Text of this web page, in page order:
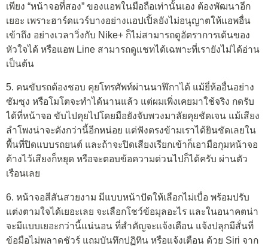
เพียง “หน้าจอที่สอง” ของแอพในมือถือเท่านั้นเอง ต้องพัฒนาอีก
เยอะ เพราะฮาร์ดแวร์บางอย่างแอปเปิ้ลยังไม่อนุญาตให้แอพอื่น
เข้าถึง อย่างเวลาวิ่งกับ Nike+ ก็ไม่สามารถดูอัตราการเต้นของ
หัวใจได้ หรือแอพ Line สามารถดูแชทได้เฉพาะที่เรายังไม่ได้อ่าน
เป็นต้น
5. คนขับรถต้องชอบ คุยโทรศัพท์ผ่านนาฬิกาได้ แม้ยี่ห้ออื่นอย่าง
ซัมซุง หรือโมโตจะทำได้นานแล้ว แต่ผมเพิ่งเคยมาใช้จริง กดรับ
ได้ที่หน้าจอ ขับไปคุยไปโดยมือยังจับพวงมาลัยคุยชัดเจน แม้เสียง
ลำโพงน่าจะดังกว่านี้อีกหน่อย แต่ฟังตรงข้ามเราได้ยินชัดเลยใน
พื้นที่ปิดแบบรถยนต์ และถ้าจะปิดเสียงเรียกเข้าก็เอามือกุมหน้าจอ
ค้างไว้เสียงก็หยุด หรือจะตอบข้อความด่วนไปก็ได้ครับ ผ่านตัว
เรือนเลย
6. หน้าจอสีสันสวยงาม มีแบบหน้าปัดให้เลือกไม่เบื่อ พร้อมปรับ
แต่งตามใจได้เยอะเลย จะเลือกโชว์ข้อมุลอะไร และในอนาคตน่า
จะมีแบบเยอะกว่านี้แน่นอน ที่สำคัญจะแจ้งเตือน แจ้งปลุกมีสั่นที่
ข้อมือไม่พลาดชัวร์ แถมบันทึกปฏิทิน หรือแจ้งเตือน ด้วย Siri จาก